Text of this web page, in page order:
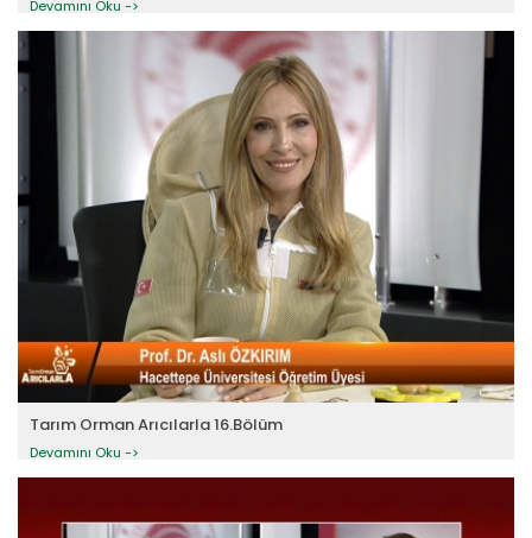
Devamını Oku ->
Tarım Orman Arıcılarla 16.Bölüm
Devamını Oku ->